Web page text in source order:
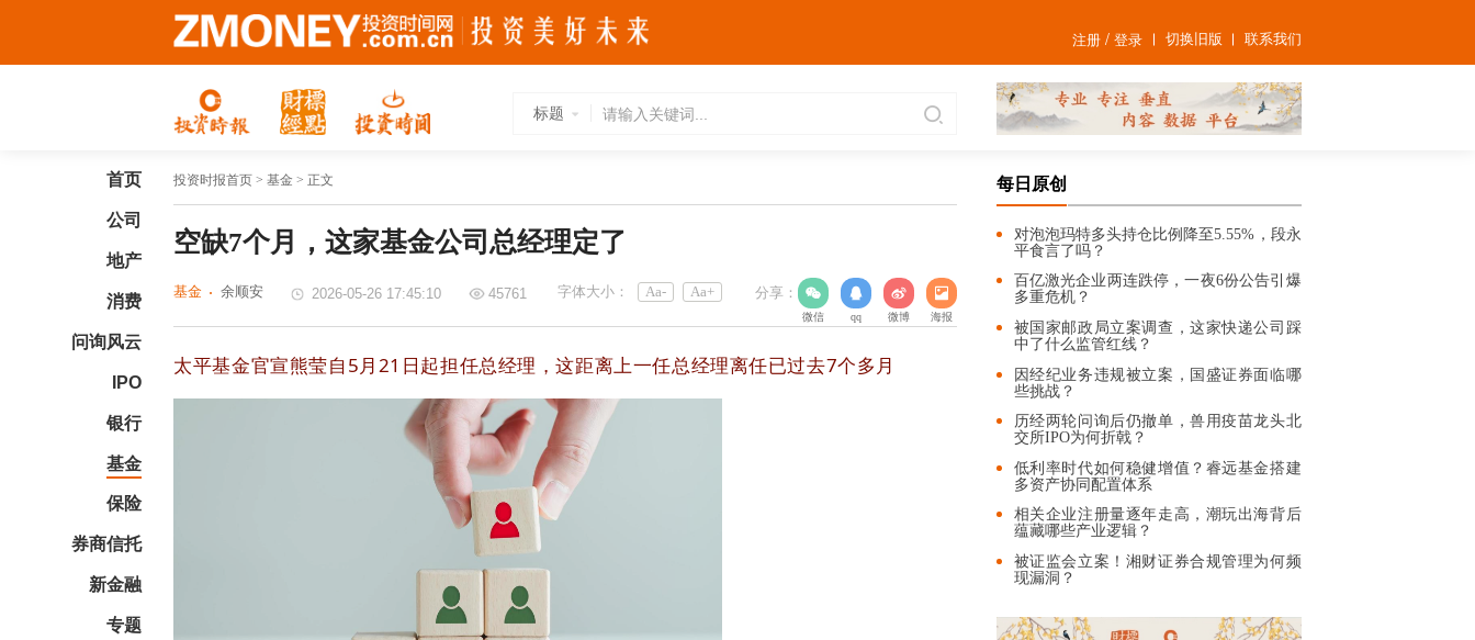
联系我们
切换旧版
注册 /登录
标题
首页
公司
地产
消费
问询风云
IPO
银行
基金
保险
券商信托
新金融
专题
投资时报首页 > 基金 > 正文
空缺7个月，这家基金公司总经理定了
基金 余顺安 2026-05-26 17:45:10 45761 分享：
微信 qq 微博 海报
字体大小： Aa- Aa+
太平基金官宣熊莹自5月21日起担任总经理，这距离上一任总经理离任已过去7个多月
每日原创
对泡泡玛特多头持仓比例降至5.55%，段永
平食言了吗？
百亿激光企业两连跌停，一夜6份公告引爆
多重危机？
被国家邮政局立案调查，这家快递公司踩
中了什么监管红线？
因经纪业务违规被立案，国盛证券面临哪
些挑战？
历经两轮问询后仍撤单，兽用疫苗龙头北
交所IPO为何折戟？
低利率时代如何稳健增值？睿远基金搭建
多资产协同配置体系
相关企业注册量逐年走高，潮玩出海背后
蕴藏哪些产业逻辑？
被证监会立案！湘财证券合规管理为何频
现漏洞？